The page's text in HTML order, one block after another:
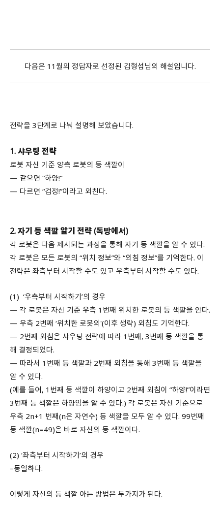
다음은 11월의 정답자로 선정된 김형섭님의 해설입니다.
전략을 3단계로 나눠 설명해 보았습니다.
1. 샤우팅 전략
로봇 자신 기준 양측 로봇의 등 색깔이
— 같으면 “하양!”
— 다르면 “검정!”이라고 외친다.
2. 자기 등 색깔 알기 전략 (독방에서)
각 로봇은 다음 제시되는 과정을 통해 자기 등 색깔을 알 수 있다.
각 로봇은 모든 로봇의 “위치 정보”와 “외침 정보”를 기억한다. 이
전략은 좌측부터 시작할 수도 있고 우측부터 시작할 수도 있다.
(1) ‘우측부터 시작하기’의 경우
— 각 로봇은 자신 기준 우측 1번째 위치한 로봇의 등 색깔을 안다.
— 우측 2번째 ‘위치한 로봇의'(이후 생략) 외침도 기억한다.
— 2번째 외침은 샤우팅 전략에 따라 1번째, 3번째 등 색깔을 통
해 결정되었다.
— 따라서 1번째 등 색깔과 2번째 외침을 통해 3번째 등 색깔을
알 수 있다.
(예를 들어, 1번째 등 색깔이 하양이고 2번째 외침이 “하양!”이라면
3번째 등 색깔은 하양임을 알 수 있다.) 각 로봇은 자신 기준으로
우측 2n+1 번째(n은 자연수) 등 색깔을 모두 알 수 있다. 99번째
등 색깔(n=49)은 바로 자신의 등 색깔이다.
(2) ‘좌측부터 시작하기’의 경우
–동일하다.
이렇게 자신의 등 색깔 아는 방법은 두가지가 된다.